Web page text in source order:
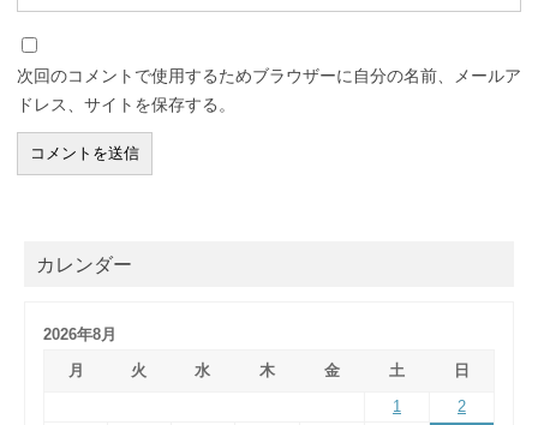
次回のコメントで使用するためブラウザーに自分の名前、メールア
ドレス、サイトを保存する。
カレンダー
2026年8月
月
火 水 木 金 土
日
1
2